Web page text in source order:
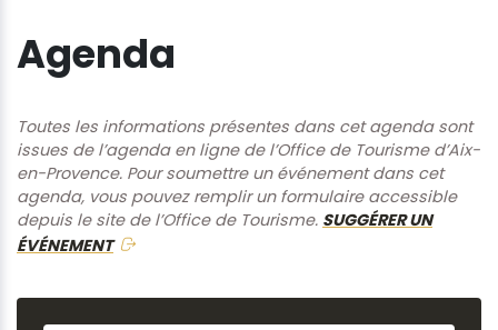
Agenda
Toutes les informations présentes dans cet agenda sont
issues de l’agenda en ligne de l’Office de Tourisme d’Aix-
en-Provence. Pour soumettre un événement dans cet
agenda, vous pouvez remplir un formulaire accessible
depuis le site de l’Office de Tourisme. SUGGÉRER UN
ÉVÉNEMENT